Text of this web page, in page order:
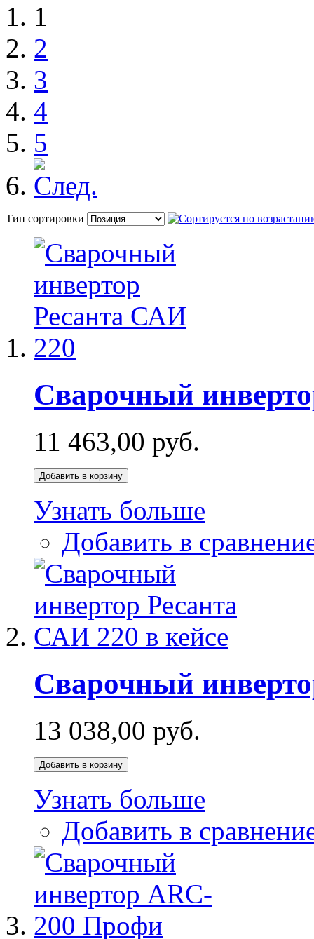
1
2
3
4
5
Тип сортировки
Сварочный
11 463,00 руб.
Добавить в корзину
Узнать больше
Добавить в
Сварочный
13 038,00 руб.
Добавить в корзину
Узнать больше
Добавить в